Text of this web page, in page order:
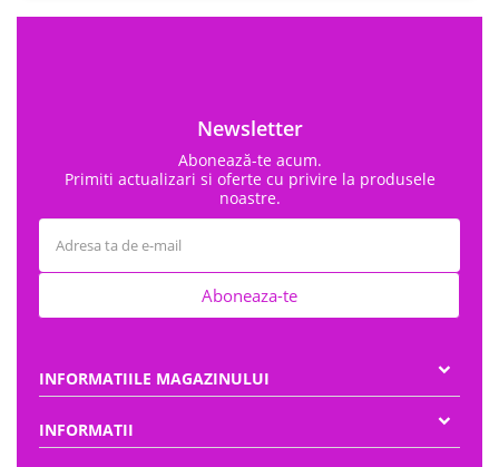
Aboneaza-te
Newsletter
Abonează-te acum.
Primiti actualizari si oferte cu privire la produsele
noastre.
INFORMATIILE MAGAZINULUI
INFORMATII